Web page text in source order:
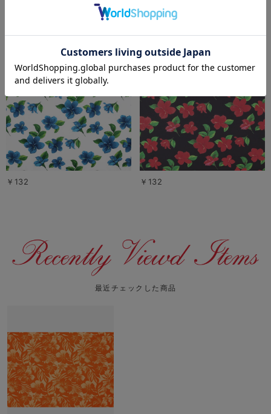
おすすめ商品
￥132 ￥132
最近チェックした商品